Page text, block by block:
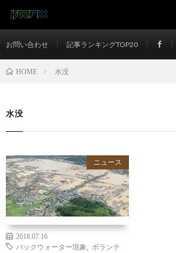
お問い合わせ 記事ランキングTOP20
HOME 水没
水没
ニュース
2018.07.16
バックウォーター現象
ボランテ